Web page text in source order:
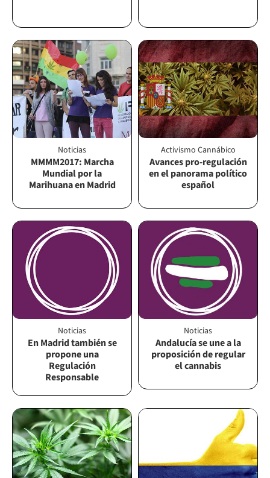
Noticias
MMMM2017: Marcha
Mundial por la
Marihuana en Madrid
Activismo Cannábico
Avances pro-regulación
en el panorama político
español
Noticias
En Madrid también se
propone una
Regulación
Responsable
Noticias
Andalucía se une a la
proposición de regular
el cannabis